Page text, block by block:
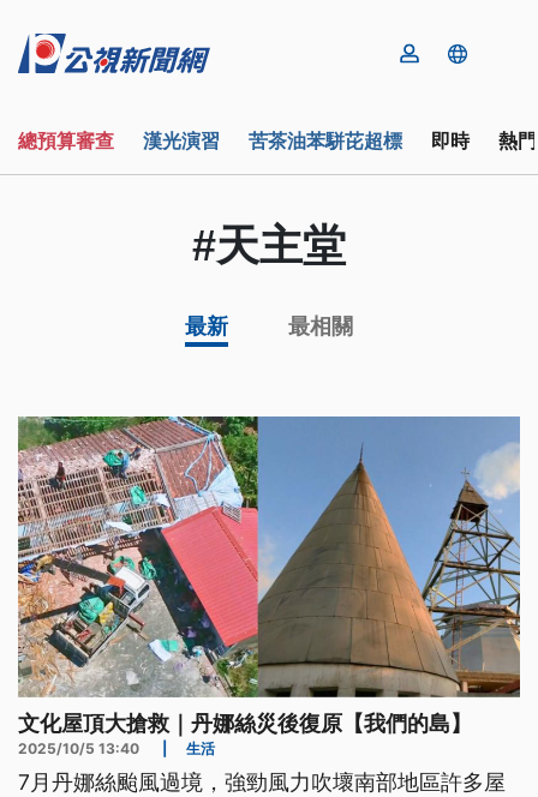
總預算審查 漢光演習 苦茶油苯駢芘超標 即時 熱
#天主堂
最新 最相關
文化屋頂大搶救｜丹娜絲災後復原【我們的島】
2025/10/5 13:40 生活
7月丹娜絲颱風過境，強勁風力吹壞南部地區許多屋